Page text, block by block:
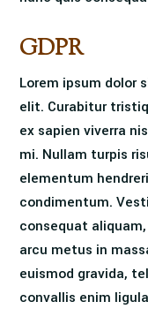
GDPR
Lorem ipsum dolor
elit. Curabitur
ex sapien viverra
mi. Nullam turpis
elementum
condimentum.
consequat
arcu metus in
euismod gravida,
convallis enim